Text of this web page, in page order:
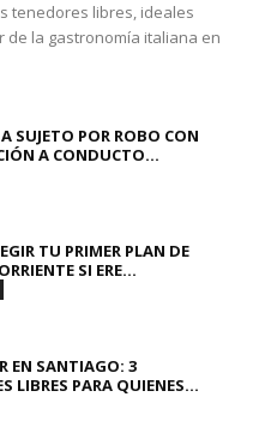
tenedores libres, ideales
la gastronomía italiana en
SUJETO POR ROBO CON
A CONDUCTO...
TU PRIMER PLAN DE
SI ERE...
EN SANTIAGO: 3
LIBRES PARA QUIENES...